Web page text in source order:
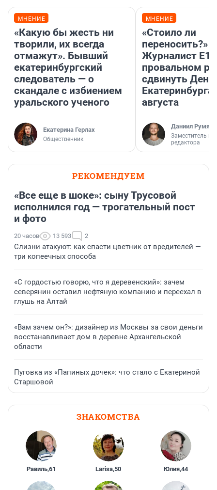
МНЕНИЕ
«Какую бы жесть ни
творили, их всегда
отмажут». Бывший
екатеринбургский
следователь — о
скандале с избиением
уральского ученого
Екатерина Герлах
Общественник
МНЕНИЕ
«Стоило ли
переносить?»
Журналист
провальном
сдвинуть День
Екатеринбурга
августа
Даниил
Заместитель
редактора
РЕКОМЕНДУЕМ
«Все еще в шоке»: сыну Трусовой
исполнился год — трогательный пост
и фото
20 часов 13 593 2
Слизни атакуют: как спасти цветник от вредителей —
три копеечных способа
«С гордостью говорю, что я деревенский»: зачем
северянин оставил нефтяную компанию и переехал в
глушь на Алтай
«Вам зачем он?»: дизайнер из Москвы за свои деньги
восстанавливает дом в деревне Архангельской
области
Пуговка из «Папиных дочек»: что стало с Екатериной
Старшовой
ЗНАКОМСТВА
Равиль,61 Larisa,50 Юлия,44